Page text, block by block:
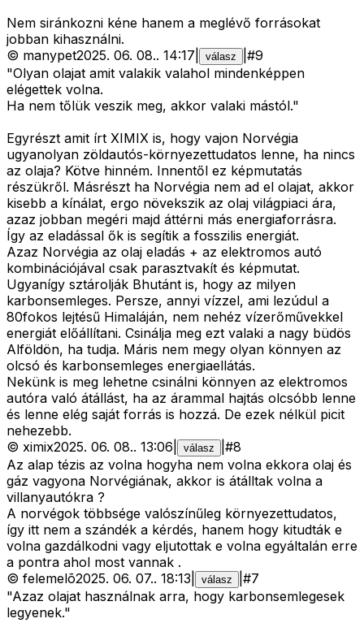
Nem siránkozni kéne hanem a meglévő forrásokat
jobban kihasználni.
© manypet2025. 06. 08.. 14:17 válasz #9
"Olyan olajat amit valakik valahol mindenképpen
elégettek volna.
Ha nem tőlük veszik meg, akkor valaki mástól."
Egyrészt amit írt XIMIX is, hogy vajon Norvégia
ugyanolyan zöldautós-környezettudatos lenne, ha nincs
az olaja? Kötve hinném. Innentől ez képmutatás
részükről. Másrészt ha Norvégia nem ad el olajat, akkor
kisebb a kínálat, ergo növekszik az olaj világpiaci ára,
azaz jobban megéri majd áttérni más energiaforrásra.
Így az eladással ők is segítik a fosszilis energiát.
Azaz Norvégia az olaj eladás + az elektromos autó
kombinációjával csak parasztvakít és képmutat.
Ugyanígy sztárolják Bhutánt is, hogy az milyen
karbonsemleges. Persze, annyi vízzel, ami lezúdul a
80fokos lejtésű Himaláján, nem nehéz vízerőművekkel
energiát előállítani. Csinálja meg ezt valaki a nagy büdös
Alföldön, ha tudja. Máris nem megy olyan könnyen az
olcsó és karbonsemleges energiaellátás.
Nekünk is meg lehetne csinálni könnyen az elektromos
autóra való átállást, ha az árammal hajtás olcsóbb lenne
és lenne elég saját forrás is hozzá. De ezek nélkül picit
nehezebb.
© ximix2025. 06. 08.. 13:06 válasz #8
Az alap tézis az volna hogyha nem volna ekkora olaj és
gáz vagyona Norvégiának, akkor is átálltak volna a
villanyautókra ?
A norvégok többsége valószínűleg környezettudatos,
így itt nem a szándék a kérdés, hanem hogy kitudták e
volna gazdálkodni vagy eljutottak e volna egyáltalán erre
a pontra ahol most vannak .
© felemelõ2025. 06. 07.. 18:13 válasz #7
"Azaz olajat használnak arra, hogy karbonsemlegesek
legyenek."